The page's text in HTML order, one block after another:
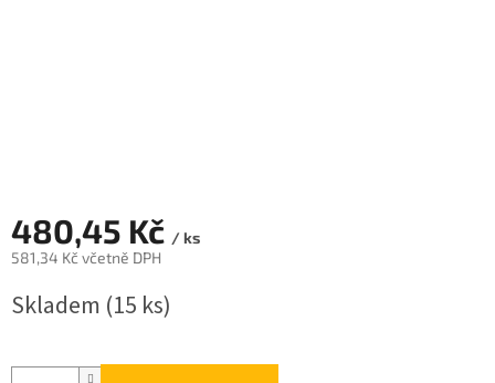
480,45 Kč / ks
581,34 Kč včetně DPH
cena:
Skladem (15 ks)